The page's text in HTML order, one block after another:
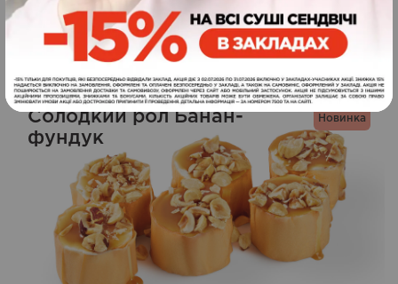
Схожі страви
Новинка
Солодкий рол Банан-
фундук